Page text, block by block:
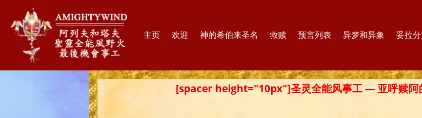
主页 欢迎 神的希伯来圣名 救赎 预言列表 异梦和异象 妥拉
[spacer height="10px"]圣灵全能风事工 — 亚呼赎阿